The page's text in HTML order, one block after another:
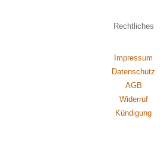
Rechtliches
Impressum
Datenschutz
AGB
Widerruf
Kündigung